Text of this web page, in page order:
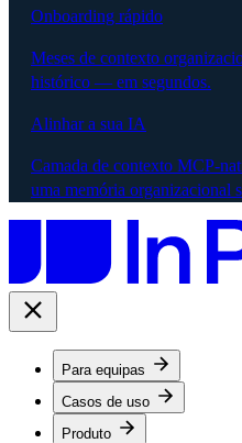
Onboarding rápido
Meses de contexto
histórico — em segundos.
Alinhar a sua IA
Camada de contexto MCP-
uma memória organizacional
Para equipas
Casos de uso
Produto